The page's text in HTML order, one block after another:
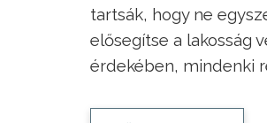
tartsák, hogy ne
elősegítse a lakosság
érdekében, mindenki